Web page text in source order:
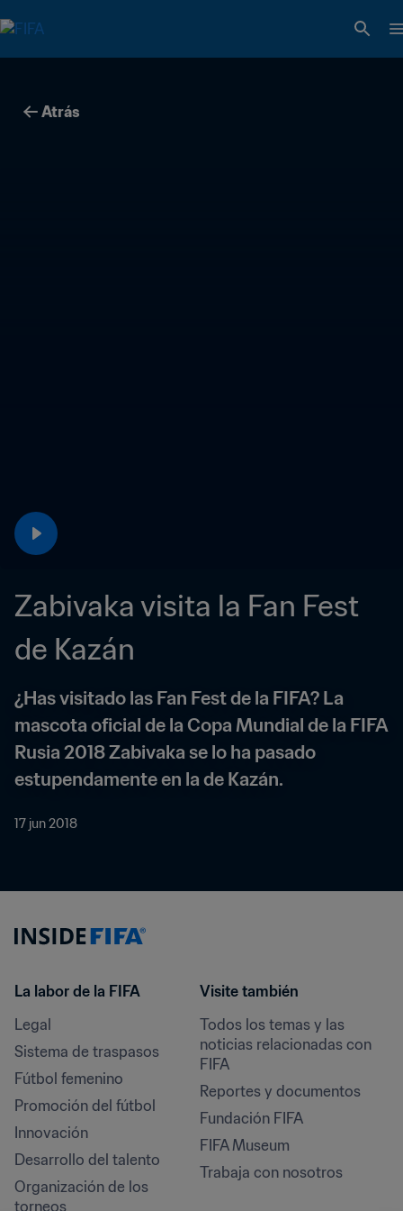
Atrás
Zabivaka visita la Fan Fest
de Kazán
¿Has visitado las Fan Fest de la FIFA? La
mascota oficial de la Copa Mundial de la FIFA
Rusia 2018 Zabivaka se lo ha pasado
estupendamente en la de Kazán.
17 jun 2018
La labor de la FIFA
Legal
Sistema de traspasos
Fútbol femenino
Promoción del fútbol
Innovación
Desarrollo del talento
Organización de los
torneos
Visite también
Todos los temas y las
noticias relacionadas con
FIFA
Reportes y documentos
Fundación FIFA
FIFA Museum
Trabaja con nosotros